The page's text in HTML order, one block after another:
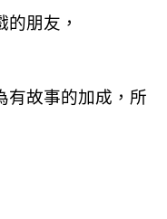
朋友，
有故事的加成，所